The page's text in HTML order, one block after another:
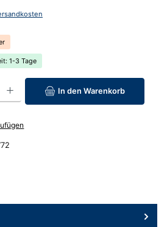
1-3 Tage
Wert ein oder benutze die
In den Warenkorb